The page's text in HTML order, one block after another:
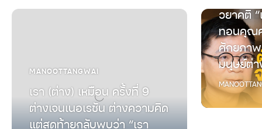
เรา (ต่าง) เหมือน ครั้งที่ 9
มนุษย์ต่างวัย
วยาคติ
ทอนคุณ
ศักยภา
มนุษย์ต่า